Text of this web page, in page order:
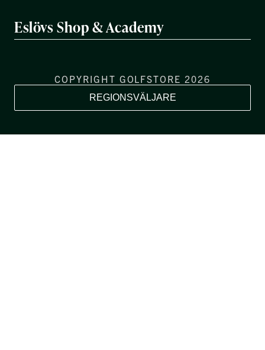
Eslövs Shop & Academy
COPYRIGHT GOLFSTORE 2026
REGIONSVÄLJARE